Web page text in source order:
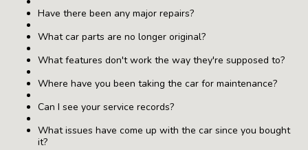
Have there been any major repairs?
What car parts are no longer original?
What features don't work the way they're supposed to?
Where have you been taking the car for maintenance?
Can I see your service records?
What issues have come up with the car since you bought
it?